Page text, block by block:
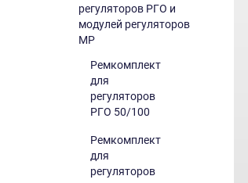
регуляторов РГО и
модулей регуляторов
МР
Ремкомплект
для
регуляторов
РГО 50/100
Ремкомплект
для
регуляторов